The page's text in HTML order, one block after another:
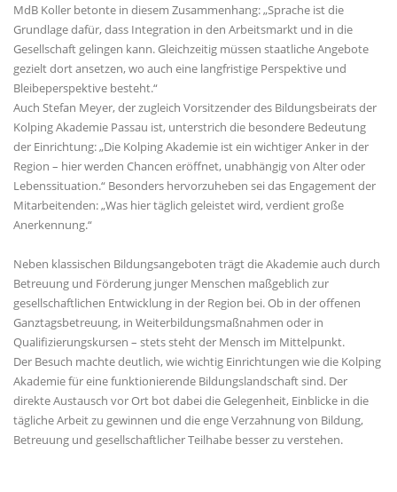
MdB Koller betonte in diesem Zusammenhang: „Sprache ist die
Grundlage dafür, dass Integration in den Arbeitsmarkt und in die
Gesellschaft gelingen kann. Gleichzeitig müssen staatliche Angebote
gezielt dort ansetzen, wo auch eine langfristige Perspektive und
Bleibeperspektive besteht.“
Auch Stefan Meyer, der zugleich Vorsitzender des Bildungsbeirats der
Kolping Akademie Passau ist, unterstrich die besondere Bedeutung
der Einrichtung: „Die Kolping Akademie ist ein wichtiger Anker in der
Region – hier werden Chancen eröffnet, unabhängig von Alter oder
Lebenssituation.“ Besonders hervorzuheben sei das Engagement der
Mitarbeitenden: „Was hier täglich geleistet wird, verdient große
Anerkennung.“
Neben klassischen Bildungsangeboten trägt die Akademie auch durch
Betreuung und Förderung junger Menschen maßgeblich zur
gesellschaftlichen Entwicklung in der Region bei. Ob in der offenen
Ganztagsbetreuung, in Weiterbildungsmaßnahmen oder in
Qualifizierungskursen – stets steht der Mensch im Mittelpunkt.
Der Besuch machte deutlich, wie wichtig Einrichtungen wie die Kolping
Akademie für eine funktionierende Bildungslandschaft sind. Der
direkte Austausch vor Ort bot dabei die Gelegenheit, Einblicke in die
tägliche Arbeit zu gewinnen und die enge Verzahnung von Bildung,
Betreuung und gesellschaftlicher Teilhabe besser zu verstehen.